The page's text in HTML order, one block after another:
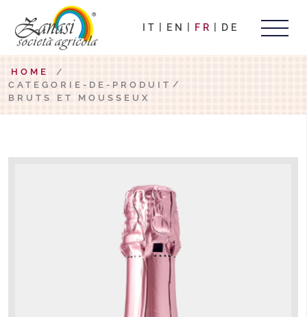
IT EN FR DE
HOME
/
CATEGORIE-DE-PRODUIT
BRUTS ET MOUSSEUX